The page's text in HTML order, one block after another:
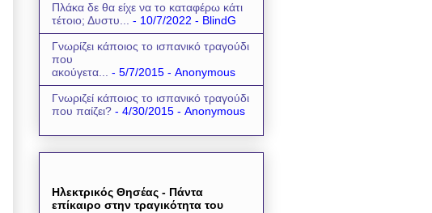
Πλάκα δε θα είχε να το καταφέρω κάτι
τέτοιο; Δυστυ...
- 10/7/2022 - BlindG
Γνωρίζει κάποιος το ισπανικό τραγούδι
που
ακούγετα...
- 5/7/2015 - Anonymous
Γνωριζεί κάποιος το ισπανικό τραγούδι
που παίζει? - 4/30/2015 - Anonymous
Ηλεκτρικός Θησέας - Πάντα
επίκαιρο στην τραγικότητα του